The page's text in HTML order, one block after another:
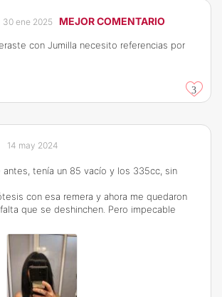
30 ene 2025 MEJOR COMENTARIO
con Jumilla necesito referencias por
3
14 may 2024
tenía un 85 vacío y los 335cc, sin
con esa remera y ahora me quedaron
que se deshinchen. Pero impecable